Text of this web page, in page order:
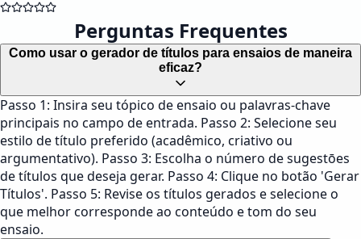
Perguntas Frequentes
Como usar o gerador de títulos para ensaios de maneira
eficaz?
Passo 1: Insira seu tópico de ensaio ou palavras-chave
principais no campo de entrada. Passo 2: Selecione seu
estilo de título preferido (acadêmico, criativo ou
argumentativo). Passo 3: Escolha o número de sugestōes
de títulos que deseja gerar. Passo 4: Clique no botão 'Gerar
Títulos'. Passo 5: Revise os títulos gerados e selecione o
que melhor corresponde ao conteúdo e tom do seu
ensaio.